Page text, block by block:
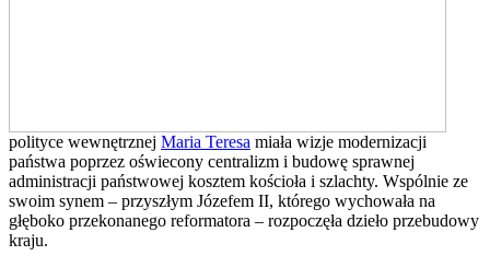
polityce wewnętrznej Maria Teresa miała wizje modernizacji
państwa poprzez oświecony centralizm i budowę sprawnej
administracji państwowej kosztem kościoła i szlachty. Wspólnie ze
swoim synem – przyszłym Józefem II, którego wychowała na
głęboko przekonanego reformatora – rozpoczęła dzieło przebudowy
kraju.